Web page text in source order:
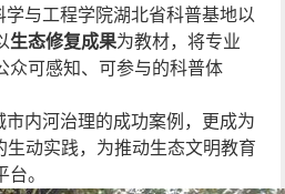
与工程学院湖北省科普基地以
生态修复成果为教材，将专业
众可感知、可参与的科普体
内河治理的成功案例，更成为
生动实践，为推动生态文明教育
。